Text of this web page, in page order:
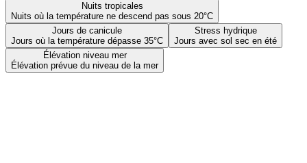
Nuits tropicales
Nuits où la température ne descend pas sous 20°C
Jours de canicule
Jours où la température dépasse 35°C
Stress hydrique
Jours avec sol sec en été
Élévation niveau mer
Élévation prévue du niveau de la mer